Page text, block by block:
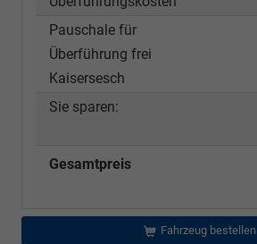
Pauschale für
Überführung frei
Kaisersesch
Sie sparen:
Gesamtpreis
Fahrzeug bestellen